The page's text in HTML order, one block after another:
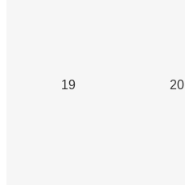
19 20